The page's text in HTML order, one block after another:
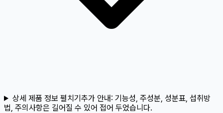
상세 제품 정보 펼치기추가 안내: 기능성, 주성분, 성분표, 섭취방
법, 주의사항은 길어질 수 있어 접어 두었습니다.